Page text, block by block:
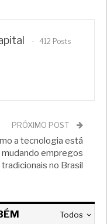
412 Posts
PRÓXIMO POST
a tecnologia está
mudando empregos
tradicionais no Brasil
Todos